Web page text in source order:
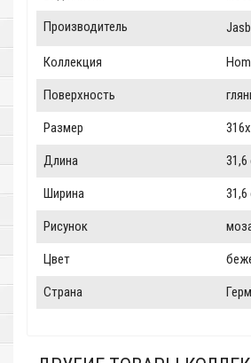
Производитель
Коллекция
Поверхность
Размер
Длина 31,6
Ширина 31,6
Рисунок
Цвет
Страна